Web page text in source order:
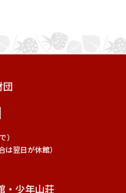
）
翌日が休館）
・少年山荘